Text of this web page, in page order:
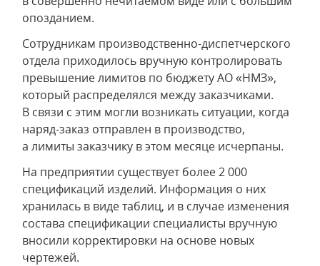
опозданием.
Сотрудникам производственно-диспетчерского
отдела приходилось вручную контролировать
превышение лимитов по бюджету АО «НМЗ»,
который распределялся между заказчиками.
В связи с этим могли возникать ситуации, когда
наряд-заказ отправлен в производство,
а лимиты заказчику в этом месяце исчерпаны.
На предприятии существует более 2 000
спецификаций изделий. Информация о них
хранилась в виде таблиц, и в случае изменения
состава спецификации специалисты вручную
вносили корректировки на основе новых
чертежей.